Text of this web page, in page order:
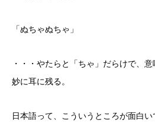
「ぬちゃぬちゃ」
・・・やたらと「ちゃ」だらけで、
妙に耳に残る。
日本語って、こういうところが面白い